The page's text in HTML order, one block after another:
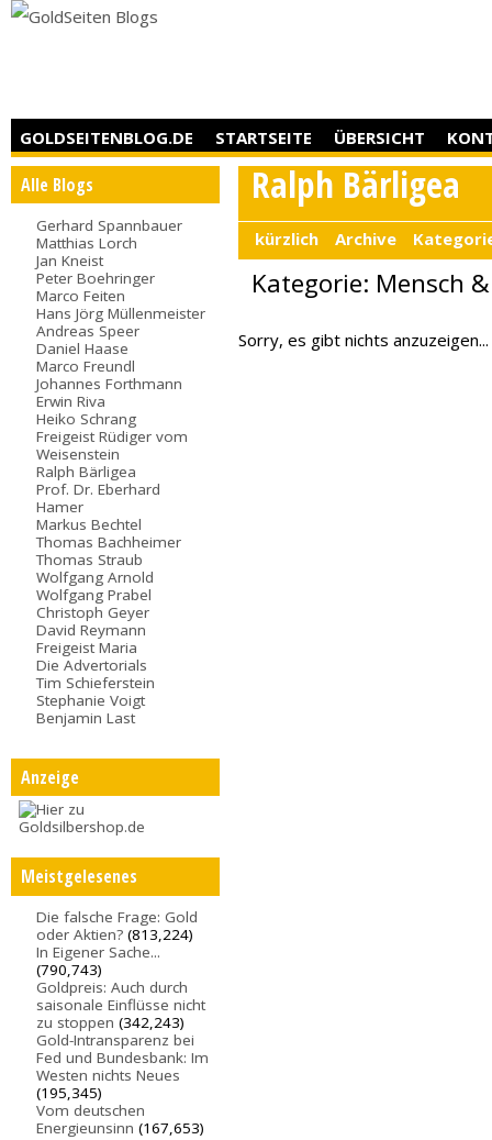
GOLDSEITENBLOG.DE STARTSEITE ÜBERSICHT
Alle Blogs
Gerhard Spannbauer
Matthias Lorch
Jan Kneist
Peter Boehringer
Marco Feiten
Hans Jörg Müllenmeister
Andreas Speer
Daniel Haase
Marco Freundl
Johannes Forthmann
Erwin Riva
Heiko Schrang
Freigeist Rüdiger vom
Weisenstein
Ralph Bärligea
Prof. Dr. Eberhard
Hamer
Markus Bechtel
Thomas Bachheimer
Thomas Straub
Wolfgang Arnold
Wolfgang Prabel
Christoph Geyer
David Reymann
Freigeist Maria
Die Advertorials
Tim Schieferstein
Stephanie Voigt
Benjamin Last
Anzeige
Meistgelesenes
Die falsche Frage: Gold
oder Aktien? (813,224)
In Eigener Sache...
(790,743)
Goldpreis: Auch durch
saisonale Einflüsse nicht
zu stoppen (342,243)
Gold-Intransparenz bei
Fed und Bundesbank: Im
Westen nichts Neues
(195,345)
Vom deutschen
Energieunsinn (167,653)
Ralph Bärligea
kürzlich Archive
Kategorie: Mensch
Sorry, es gibt nichts anzuzeigen...